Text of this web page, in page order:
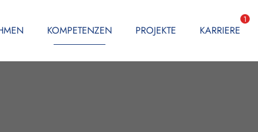
KOMPETENZEN PROJEKTE KARRIERE
1